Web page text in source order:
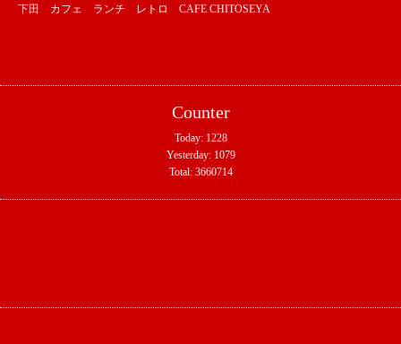
下田 カフェ ランチ レトロ CAFE CHITOSEYA
Counter
Today: 1228
Yesterday: 1079
Total: 3660714